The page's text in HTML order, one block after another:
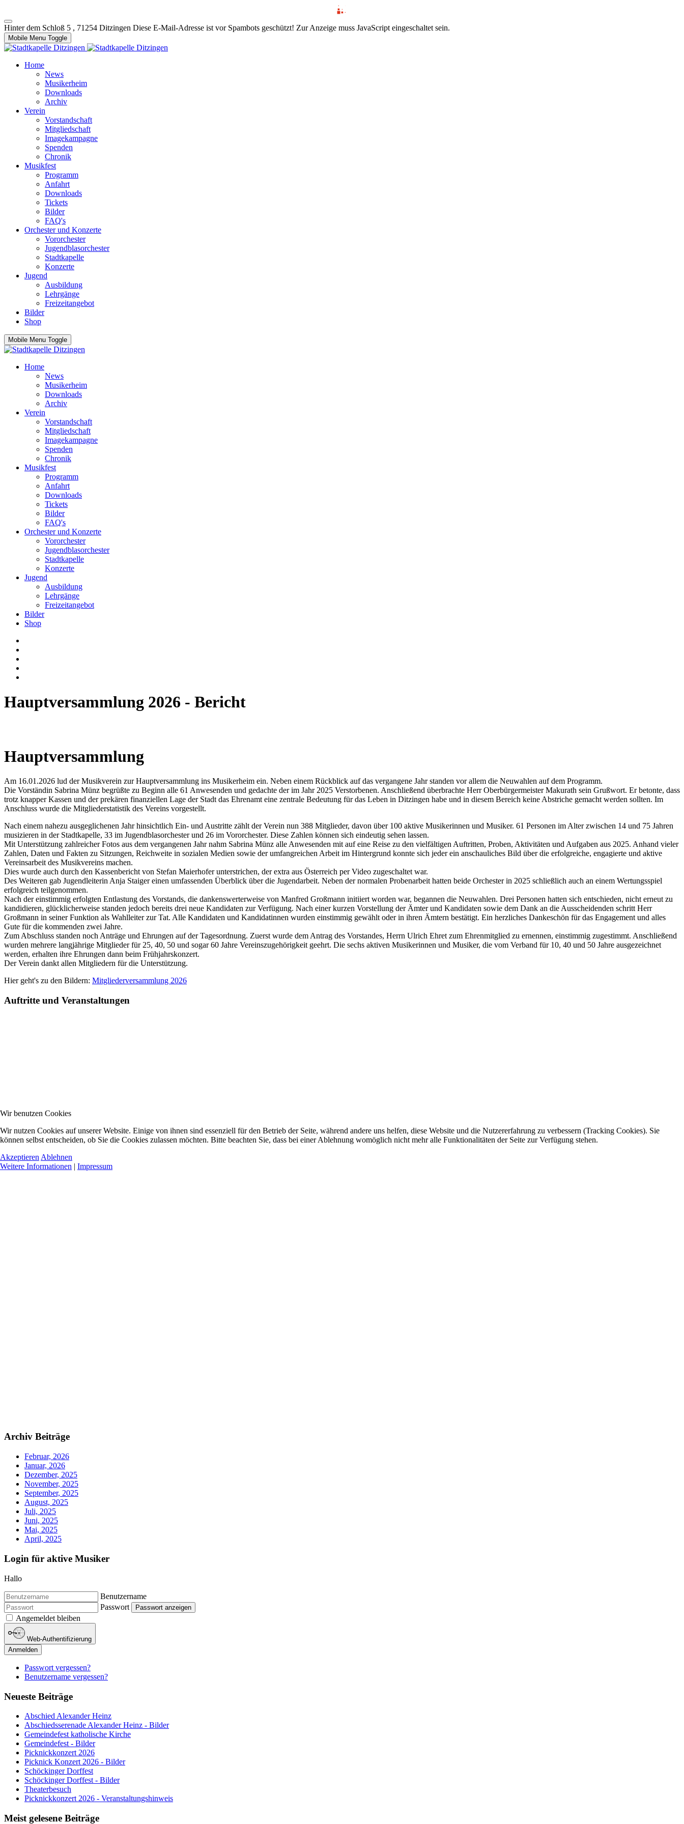
Hinter dem Schloß 5 , 71254 Ditzingen Diese E-Mail-Adresse ist vor Spambots geschützt! Zur Anzeige muss JavaScript eingeschaltet sein.
Mobile Menu Toggle
Home
News
Musikerheim
Downloads
Archiv
Verein
Vorstandschaft
Mitgliedschaft
Imagekampagne
Spenden
Chronik
Musikfest
Programm
Anfahrt
Downloads
Tickets
Bilder
FAQ's
Orchester und Konzerte
Vororchester
Jugendblasorchester
Stadtkapelle
Konzerte
Jugend
Ausbildung
Lehrgänge
Freizeitangebot
Bilder
Shop
Mobile Menu Toggle
Home
News
Musikerheim
Downloads
Archiv
Verein
Vorstandschaft
Mitgliedschaft
Imagekampagne
Spenden
Chronik
Musikfest
Programm
Anfahrt
Downloads
Tickets
Bilder
FAQ's
Orchester und Konzerte
Vororchester
Jugendblasorchester
Stadtkapelle
Konzerte
Jugend
Ausbildung
Lehrgänge
Freizeitangebot
Bilder
Shop
Hauptversammlung 2026 - Bericht
Hauptversammlung
Am 16.01.2026 lud der Musikverein zur Hauptversammlung ins Musikerheim ein. Neben einem Rückblick auf das vergangene Jahr standen vor allem die Neuwahlen auf dem Programm.
Die Vorständin Sabrina Münz begrüßte zu Beginn alle 61 Anwesenden und gedachte der im Jahr 2025 Verstorbenen. Anschließend überbrachte Herr Oberbürgermeister Makurath sein Grußwort. Er betonte, dass
trotz knapper Kassen und der prekären finanziellen Lage der Stadt das Ehrenamt eine zentrale Bedeutung für das Leben in Ditzingen habe und in diesem Bereich keine Abstriche gemacht werden sollten. Im
Anschluss wurde die Mitgliederstatistik des Vereins vorgestellt.
Nach einem nahezu ausgeglichenen Jahr hinsichtlich Ein- und Austritte zählt der Verein nun 388 Mitglieder, davon über 100 aktive Musikerinnen und Musiker. 61 Personen im Alter zwischen 14 und 75 Jahren
musizieren in der Stadtkapelle, 33 im Jugendblasorchester und 26 im Vororchester. Diese Zahlen können sich eindeutig sehen lassen.
Mit Unterstützung zahlreicher Fotos aus dem vergangenen Jahr nahm Sabrina Münz alle Anwesenden mit auf eine Reise zu den vielfältigen Auftritten, Proben, Aktivitäten und Aufgaben aus 2025. Anhand vieler
Zahlen, Daten und Fakten zu Sitzungen, Reichweite in sozialen Medien sowie der umfangreichen Arbeit im Hintergrund konnte sich jeder ein anschauliches Bild über die erfolgreiche, engagierte und aktive
Vereinsarbeit des Musikvereins machen.
Dies wurde auch durch den Kassenbericht von Stefan Maierhofer unterstrichen, der extra aus Österreich per Video zugeschaltet war.
Des Weiteren gab Jugendleiterin Anja Staiger einen umfassenden Überblick über die Jugendarbeit. Neben der normalen Probenarbeit hatten beide Orchester in 2025 schließlich auch an einem Wertungsspiel
erfolgreich teilgenommen.
Nach der einstimmig erfolgten Entlastung des Vorstands, die dankenswerterweise von Manfred Großmann initiiert worden war, begannen die Neuwahlen. Drei Personen hatten sich entschieden, nicht erneut zu
kandidieren, glücklicherweise standen jedoch bereits drei neue Kandidaten zur Verfügung. Nach einer kurzen Vorstellung der Ämter und Kandidaten sowie dem Dank an die Ausscheidenden schritt Herr
Großmann in seiner Funktion als Wahlleiter zur Tat. Alle Kandidaten und Kandidatinnen wurden einstimmig gewählt oder in ihren Ämtern bestätigt. Ein herzliches Dankeschön für das Engagement und alles
Gute für die kommenden zwei Jahre.
Zum Abschluss standen noch Anträge und Ehrungen auf der Tagesordnung. Zuerst wurde dem Antrag des Vorstandes, Herrn Ulrich Ehret zum Ehrenmitglied zu ernennen, einstimmig zugestimmt. Anschließend
wurden mehrere langjährige Mitglieder für 25, 40, 50 und sogar 60 Jahre Vereinszugehörigkeit geehrt. Die sechs aktiven Musikerinnen und Musiker, die vom Verband für 10, 40 und 50 Jahre ausgezeichnet
werden, erhalten ihre Ehrungen dann beim Frühjahrskonzert.
Der Verein dankt allen Mitgliedern für die Unterstützung.
Hier geht's zu den Bildern: Mitgliederversammlung 2026
Auftritte und Veranstaltungen
Archiv Beiträge
Februar, 2026
Januar, 2026
Dezember, 2025
November, 2025
September, 2025
August, 2025
Juli, 2025
Juni, 2025
Mai, 2025
April, 2025
Login für aktive Musiker
Hallo
Benutzername
Passwort
Passwort anzeigen
Angemeldet bleiben
Web-Authentifizierung
Anmelden
Passwort vergessen?
Benutzername vergessen?
Neueste Beiträge
Abschied Alexander Heinz
Abschiedsserenade Alexander Heinz - Bilder
Gemeindefest katholische Kirche
Gemeindefest - Bilder
Picknickkonzert 2026
Picknick Konzert 2026 - Bilder
Schöckinger Dorffest
Schöckinger Dorffest - Bilder
Theaterbesuch
Picknickkonzert 2026 - Veranstaltungshinweis
Meist gelesene Beiträge
Wir benutzen Cookies
Wir nutzen Cookies auf unserer Website. Einige von ihnen sind essenziell für den Betrieb der Seite, während andere uns helfen, diese Website und die Nutzererfahrung zu verbessern (Tracking Cookies). Sie
können selbst entscheiden, ob Sie die Cookies zulassen möchten. Bitte beachten Sie, dass bei einer Ablehnung womöglich nicht mehr alle Funktionalitäten der Seite zur Verfügung stehen.
Akzeptieren Ablehnen
Weitere Informationen | Impressum